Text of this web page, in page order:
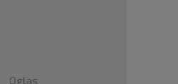
Oglas